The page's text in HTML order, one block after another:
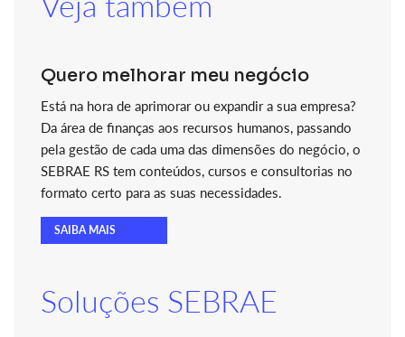
Quero melhorar meu negócio
Está na hora de aprimorar ou expandir a sua empresa?
Da área de finanças aos recursos humanos, passando
pela gestão de cada uma das dimensões do negócio, o
SEBRAE RS tem conteúdos, cursos e consultorias no
formato certo para as suas necessidades.
SAIBA MAIS
Soluções SEBRAE